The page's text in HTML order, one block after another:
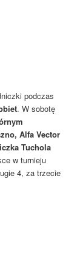
podczas
. W sobotę
Alfa Vector
Tuchola
w turnieju
4, za trzecie